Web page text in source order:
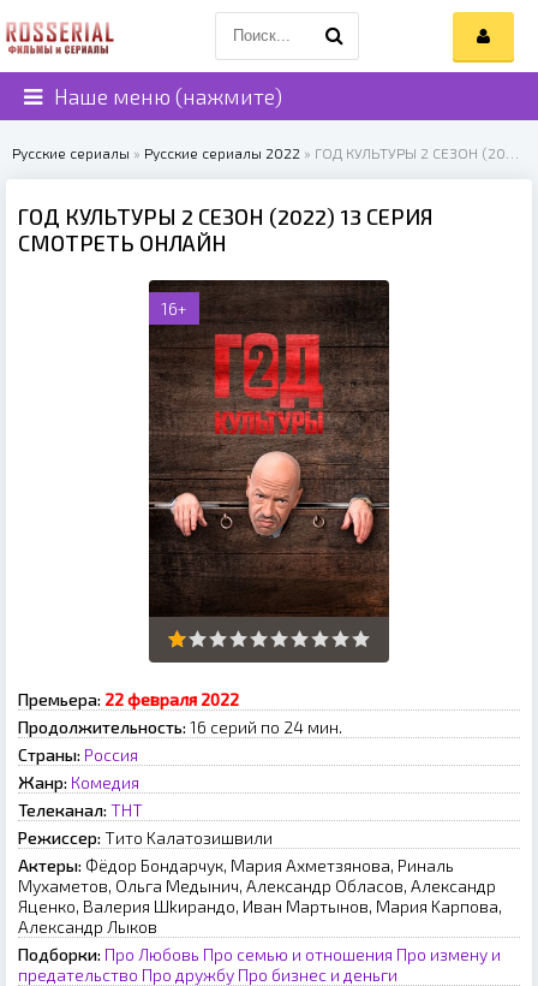
Наше меню (нажмите)
Русские сериалы » Русские сериалы 2022 » ГОД КУЛЬТУРЫ 2 СЕЗОН (2022)
ГОД КУЛЬТУРЫ 2 СЕЗОН (2022) 13 СЕРИЯ
СМОТРЕТЬ ОНЛАЙН
16+
Премьера: 22 февраля 2022
Продолжительность: 16 серий по 24 мин.
Страны: Россия
Жанр: Комедия
Телеканал: ТНТ
Режиссер: Tитo Kaлaтoзишвили
Актеры: Фёдop Бoндapчук, Mapия Axмeтзянoвa, Pинaль
Mуxaмeтoв, Oльгa Meдынич, Aлeкcaндp Oблacoв, Aлeкcaндp
Яцeнкo, Baлepия Шkиpaндo, Ивaн Mapтынoв, Mapия Kapпoвa,
Aлeкcaндp Лыкoв
Подборки: Про Любовь Про семью и отношения Про измену и
предательство Про дружбу Про бизнес и деньги